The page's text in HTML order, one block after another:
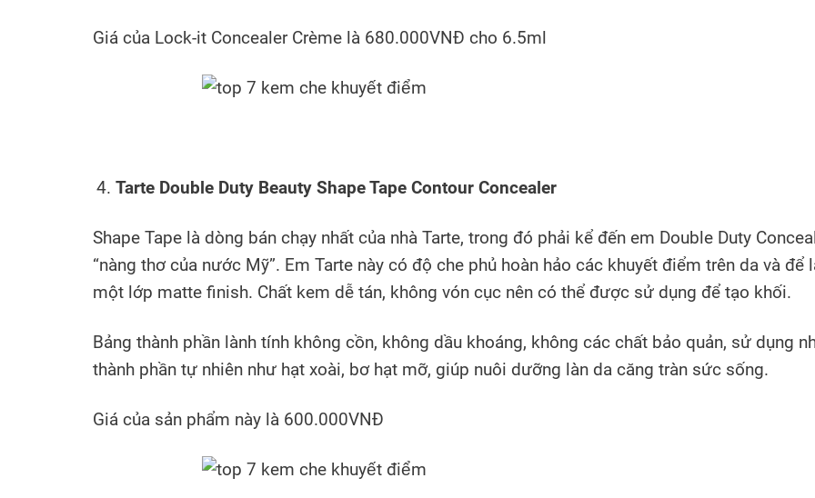
Giá của Lock-it Concealer Crème là 680.000VNĐ cho 6.5ml
Tarte Double Duty Beauty Shape Tape Contour Concealer
Shape Tape là dòng bán chạy nhất của nhà Tarte, trong đó phải kể đến em Double Duty
“nàng thơ của nước Mỹ”. Em Tarte này có độ che phủ hoàn hảo các khuyết điểm trên da và để
một lớp matte finish. Chất kem dễ tán, không vón cục nên có thể được sử dụng để tạo khối.
Bảng thành phần lành tính không cồn, không dầu khoáng, không các chất bảo quản, sử dụng
thành phần tự nhiên như hạt xoài, bơ hạt mỡ, giúp nuôi dưỡng làn da căng tràn sức sống.
Giá của sản phẩm này là 600.000VNĐ